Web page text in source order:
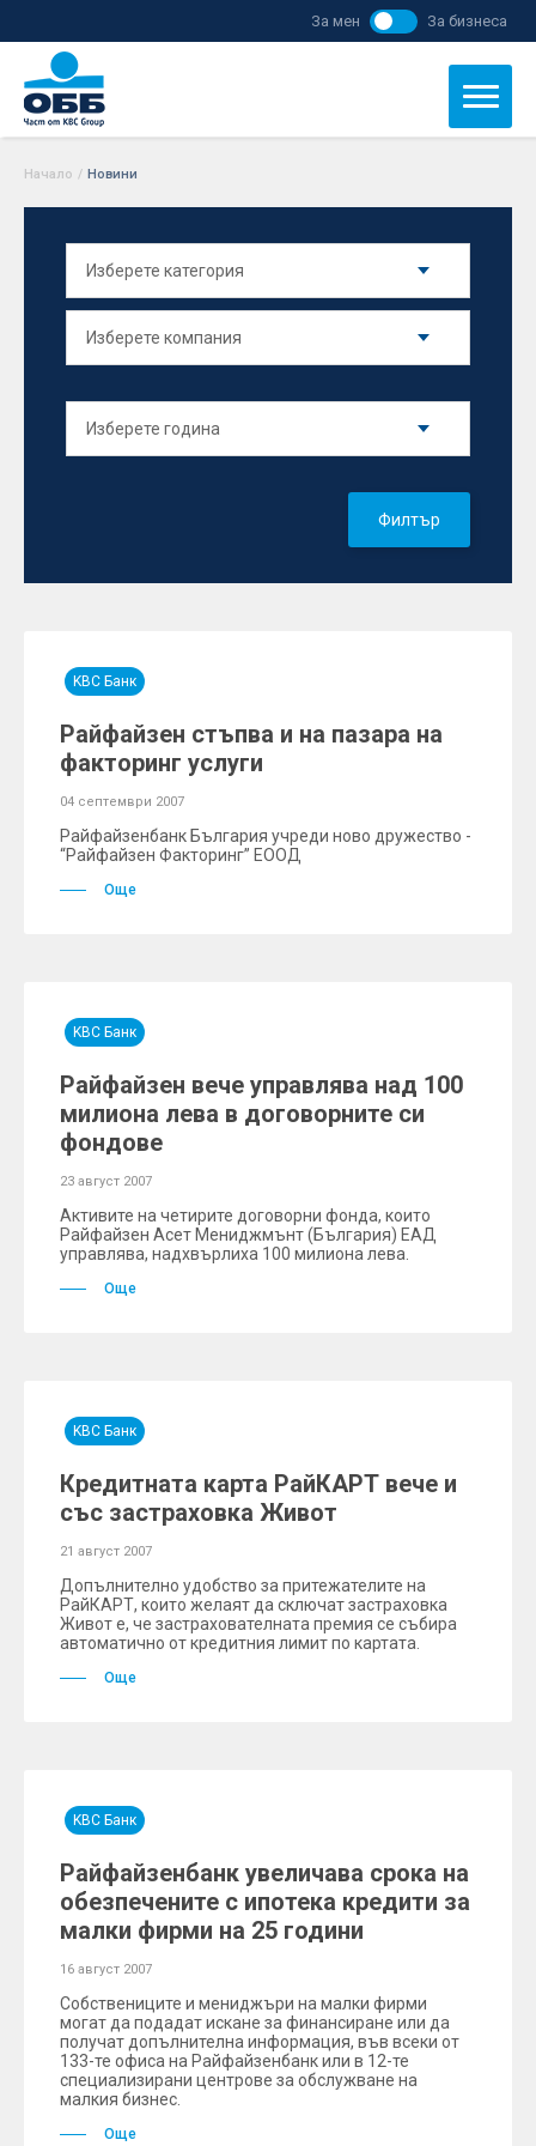
За мен За бизнеса
Начало / Новини
Филтър
KBC Банк
Райфайзен стъпва и на пазара на
факторинг услуги
04 септември 2007
Райфайзенбанк България учреди ново дружество -
“Райфайзен Факторинг” ЕООД
Още
KBC Банк
Райфайзен вече управлява над 100
милиона лева в договорните си
фондове
23 август 2007
Активите на четирите договорни фонда, които
Райфайзен Асет Мениджмънт (България) ЕАД
управлява, надхвърлиха 100 милиона лева.
Още
KBC Банк
Кредитната карта РайКАРТ вече и
със застраховка Живот
21 август 2007
Допълнително удобство за притежателите на
РайКАРТ, които желаят да сключат застраховка
Живот е, че застрахователната премия се събира
автоматично от кредитния лимит по картата.
Още
KBC Банк
Райфайзенбанк увеличава срока на
обезпечените с ипотека кредити за
малки фирми на 25 години
16 август 2007
Собствениците и мениджъри на малки фирми
могат да подадат искане за финансиране или да
получат допълнителна информация, във всеки от
133-те офиса на Райфайзенбанк или в 12-те
специализирани центрове за обслужване на
малкия бизнес.
Още